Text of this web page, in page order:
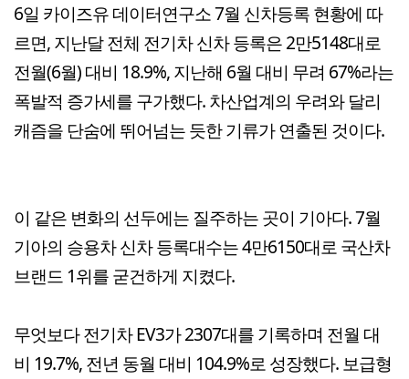
6일 카이즈유 데이터연구소 7월 신차등록 현황에 따
르면, 지난달 전체 전기차 신차 등록은 2만5148대로
전월(6월) 대비 18.9%, 지난해 6월 대비 무려 67%라는
폭발적 증가세를 구가했다. 차산업계의 우려와 달리
캐즘을 단숨에 뛰어넘는 듯한 기류가 연출된 것이다.
이 같은 변화의 선두에는 질주하는 곳이 기아다. 7월
기아의 승용차 신차 등록대수는 4만6150대로 국산차
브랜드 1위를 굳건하게 지켰다.
무엇보다 전기차 EV3가 2307대를 기록하며 전월 대
비 19.7%, 전년 동월 대비 104.9%로 성장했다. 보급형